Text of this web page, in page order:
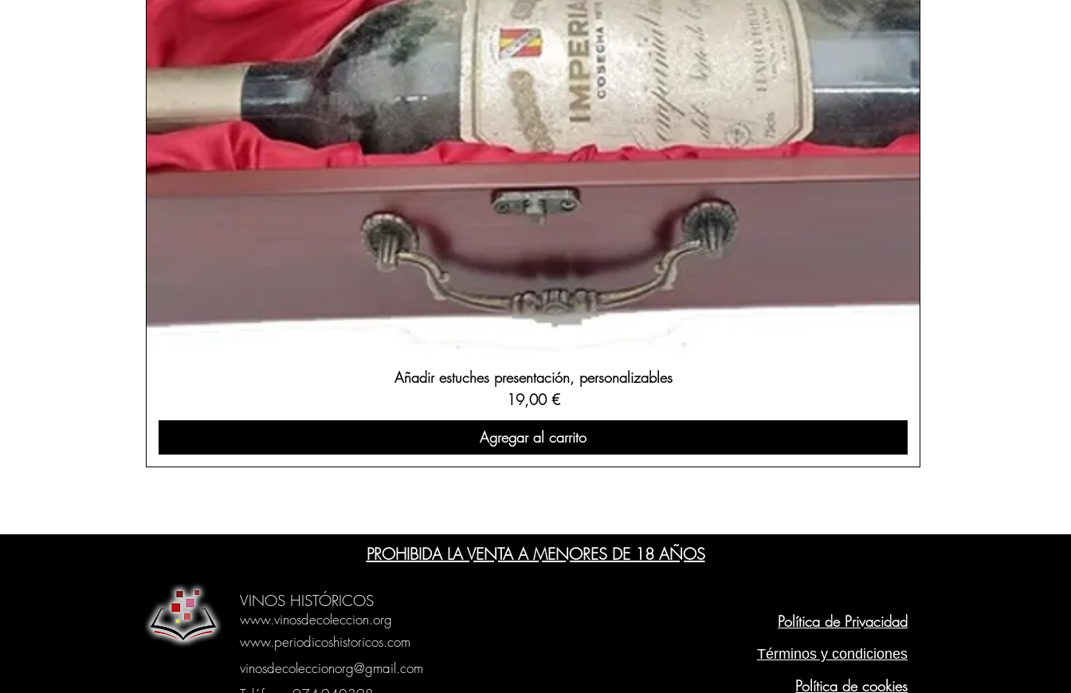
Añadir estuches presentación, personalizables
Precio
19,00 €
Agregar al carrito
PROHIBIDA LA VENTA A MENORES DE 18 AÑOS
VINOS HISTÓRICOS
www.vinosdecoleccion.org
www.periodicoshistoricos.com
vinosdecoleccionorg@gmail.com
Política de Privacidad
Términos y condiciones
Política de cookies